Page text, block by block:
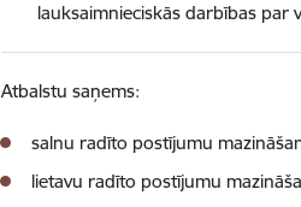
lauksaimnieciskās darbības par
Atbalstu saņems:
salnu radīto postījumu
lietavu radīto postījumu